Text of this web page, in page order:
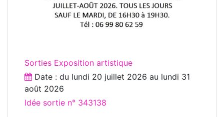
Sorties Exposition artistique
Date : du lundi 20 juillet 2026 au lundi 31
août 2026
Idée sortie n° 343138